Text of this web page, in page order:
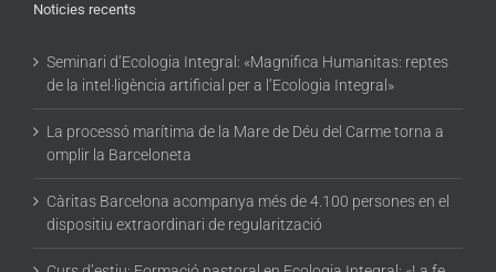
Noticies recents
Seminari d’Ecologia Integral: «Magnifica Humanitas: reptes
de la intel·ligència artificial per a l’Ecologia Integral»
La processó marítima de la Mare de Déu del Carme torna a
omplir la Barceloneta
Càritas Barcelona acompanya més de 4.100 persones en el
dispositiu extraordinari de regularització